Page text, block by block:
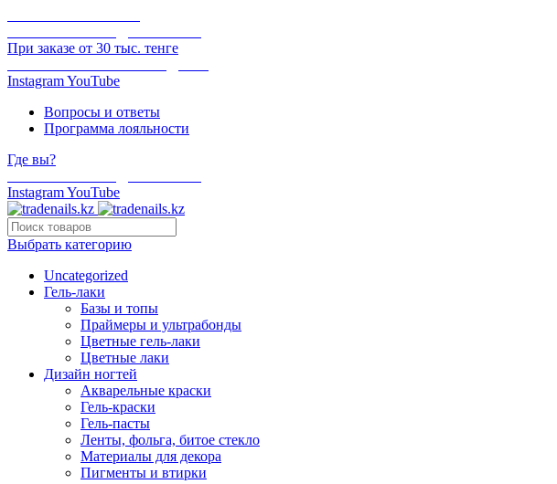
При заказе от 30 тыс. тенге
InstagramYouTube
Вопросы и ответы
Программа лояльности
Где вы?
InstagramYouTube
Выбрать категорию
Uncategorized
Гель-лаки
Базы и топы
Праймеры и ультрабонды
Цветные гель-лаки
Цветные лаки
Дизайн ногтей
Акварельные краски
Гель-краски
Гель-пасты
Ленты, фольга, битое стекло
Материалы для декора
Пигменты и втирки